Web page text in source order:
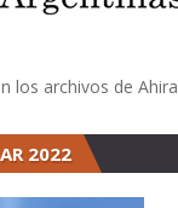
los archivos de Ahira
2022